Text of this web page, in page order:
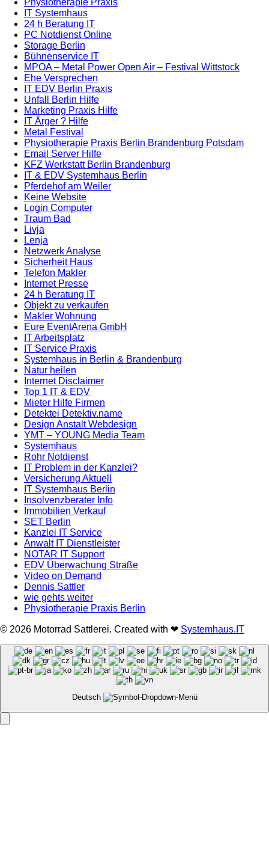
Physiotherapie Praxis
IT Systemhaus
24 h Beratung IT
PC Notdienst Online
Storage Berlin
Bühnenservice IT
MPOA – Metal Power Open Air – Festival Wittstock
Ehe Versprechen
IT EDV Berlin Praxis
Unfall Berlin Hilfe
Marketing Praxis Hilfe
IT Ärger ? Hilfe
Metal Festival
Physiotherapie Praxis Berlin Brandenburg Potsdam
Email Server Hilfe
KFZ Werkstatt Berlin Brandenburg
IT & EDV Systemhaus Berlin
Pferdehof am Weiler
Keine Website
Login Computer
Traum Bad
Livja
Lenja
Netzwerk Analyse
Sicherheit Haus
Telefon Makler
Internet Presse
24 h Beratung IT
Objekt zu verkaufen
Makler Wohnung
Eure EventArena GmbH
IT Arbeitsplatz
IT Service Praxis
Systemhaus in Berlin & Brandenburg
Natur heilen
Internet Disclaimer
Top 1 IT & EDV
Mieter Hilfe Firmen
Detektei Detektiv.name
Design Anstalt Webdesign
YMT – YOUNG Media Team
Systemhaus
Rohr Notdienst
IT Problem in der Kanzlei?
Versicherung Aktuell
IT Systemhaus Berlin
Insolvenzberater Info
Immobilien Verkauf
SET Berlin
Kanzlei IT Service
Anwalt IT Dienstleister
NOTAR IT Support
EDV Überwachung Straße
Video on Demand
Dennis Sattler
wie gehts weiter
Physiotherapie Praxis Berlin
© 2026 Motorrad Sattlerei. Created with ❤ Systemhaus.IT
Deutsch